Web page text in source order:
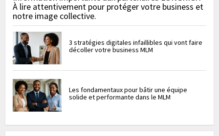
À lire attentivement pour protéger votre business et
notre image collective.
3 stratégies digitales infaillibles qui vont faire
décoller votre business MLM
Les fondamentaux pour bâtir une équipe
solide et performante dans le MLM